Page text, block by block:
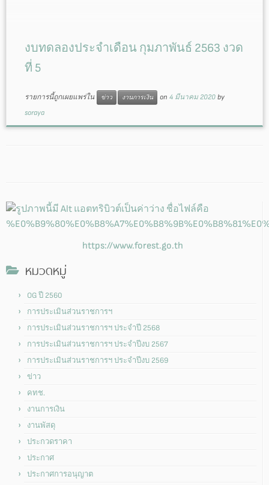
งบทดลองประจำเดือน กุมภาพันธ์ 2563 งวด
ที่ 5
รายการนี้ถูกเผยแพร่ใน ข่าว งานการเงิน on 4 มีนาคม 2020 by
soraya
https://www.forest.go.th
หมวดหมู่
OG ปี 2560
การประเมินส่วนราชการฯ
การประเมินส่วนราชการฯ ประจำปี 2568
การประเมินส่วนราชการฯ ประจำปีงบ 2567
การประเมินส่วนราชการฯ ประจำปีงบ 2569
ข่าว
คทช.
งานการเงิน
งานพัสดุ
ประกวดราคา
ประกาศ
ประกาศการอนุญาต